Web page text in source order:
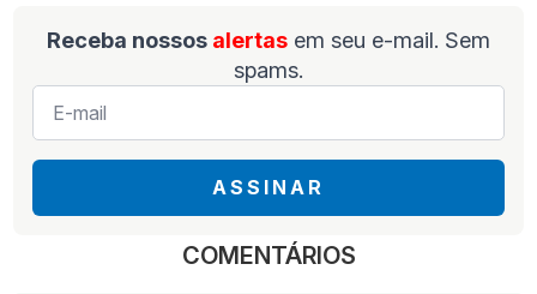
Receba nossos alertas em seu e-mail. Sem
spams.
E-
mail
ASSINAR
COMENTÁRIOS